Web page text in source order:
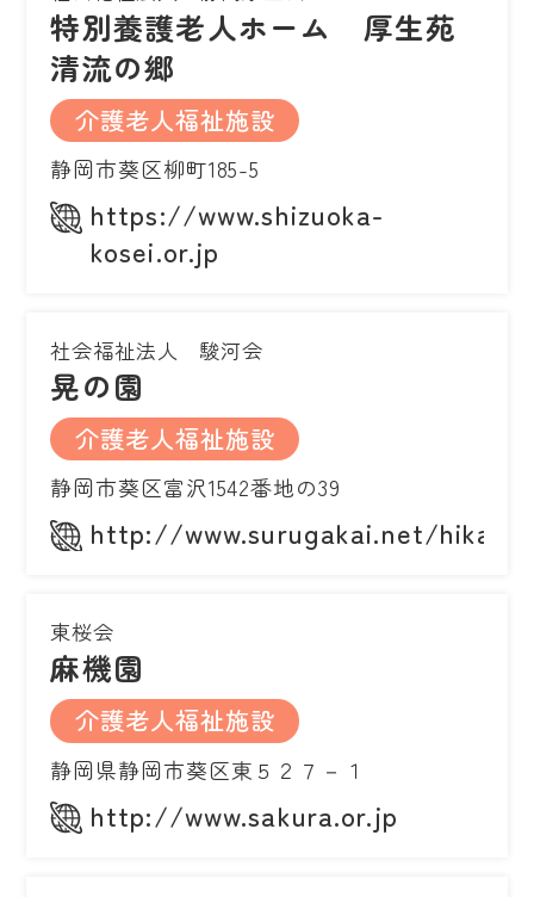
特別養護老人ホーム 厚生苑
清流の郷
介護老人福祉施設
静岡市葵区柳町185-5
https://www.shizuoka-
kosei.or.jp
社会福祉法人 駿河会
晃の園
介護老人福祉施設
静岡市葵区富沢1542番地の39
http://www.surugakai.net/hikari/
東桜会
麻機園
介護老人福祉施設
静岡県静岡市葵区東５２７－１
http://www.sakura.or.jp